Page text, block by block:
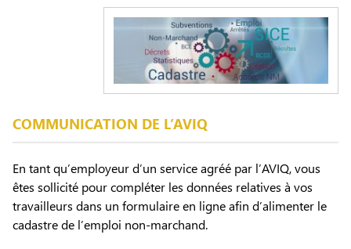
COMMUNICATION DE L’AVIQ
En tant qu’employeur d’un service agréé par l’AVIQ, vous
êtes sollicité pour compléter les données relatives à vos
travailleurs dans un formulaire en ligne afin d’alimenter le
cadastre de l’emploi non-marchand.